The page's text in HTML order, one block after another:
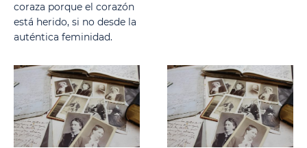
coraza porque el corazón
está herido, si no desde la
auténtica feminidad.